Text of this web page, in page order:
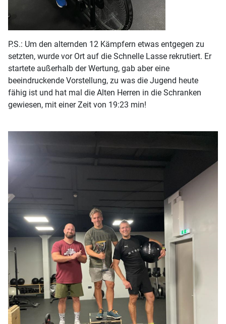
P.S.: Um den alternden 12 Kämpfern etwas entgegen zu
setzten, wurde vor Ort auf die Schnelle Lasse rekrutiert. Er
startete außerhalb der Wertung, gab aber eine
beeindruckende Vorstellung, zu was die Jugend heute
fähig ist und hat mal die Alten Herren in die Schranken
gewiesen, mit einer Zeit von 19:23 min!